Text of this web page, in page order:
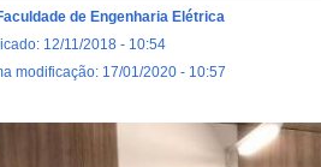
de Engenharia Elétrica
12/11/2018 - 10:54
modificação: 17/01/2020 - 10:57